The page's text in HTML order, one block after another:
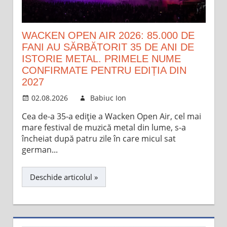
WACKEN OPEN AIR 2026: 85.000 DE
FANI AU SĂRBĂTORIT 35 DE ANI DE
ISTORIE METAL. PRIMELE NUME
CONFIRMATE PENTRU EDIȚIA DIN
2027
02.08.2026 Babiuc Ion
Cea de-a 35-a ediție a Wacken Open Air, cel mai
mare festival de muzică metal din lume, s-a
încheiat după patru zile în care micul sat
german...
Deschide articolul »